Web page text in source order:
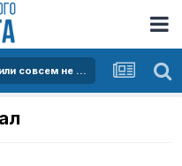
Транспортный, околотранспортный или совсем не транспортный офф